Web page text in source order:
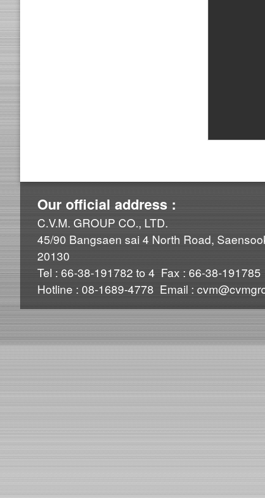
Our official address :
C.V.M. GROUP CO., LTD.
45/90 Bangsaen sai 4 North Road,
20130
Tel : 66-38-191782 to 4 Fax : 66-38-191785
Hotline : 08-1689-4778 Email :